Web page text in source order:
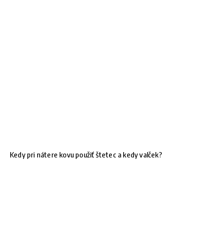
Kedy pri nátere kovu použiť štetec a kedy valček?